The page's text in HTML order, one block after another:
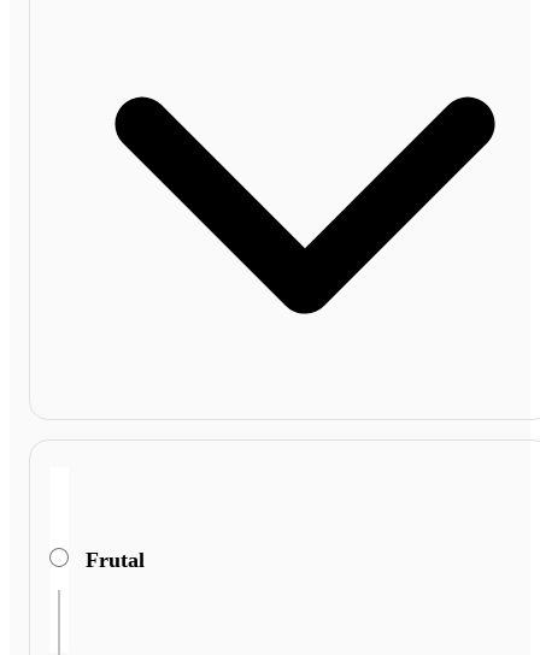
Frutal